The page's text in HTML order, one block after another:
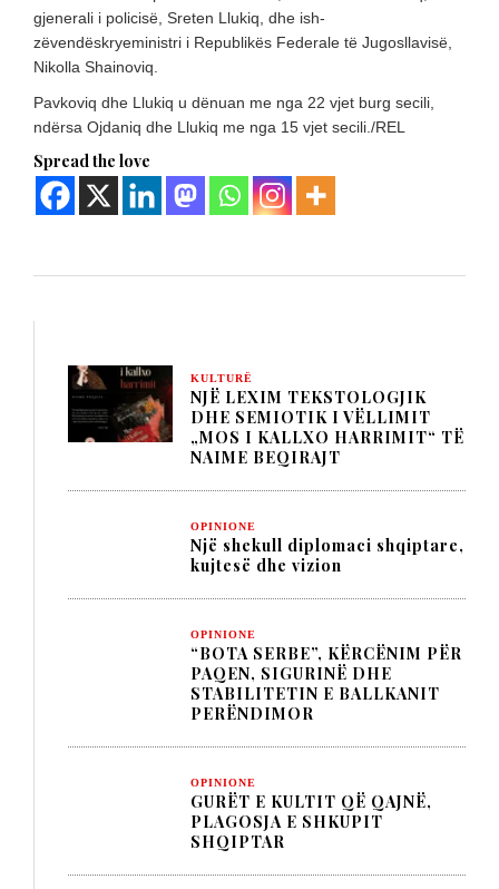
gjenerali i policisë, Sreten Llukiq, dhe ish-
zëvendëskryeministri i Republikës Federale të Jugosllavisë,
Nikolla Shainoviq.
Pavkoviq dhe Llukiq u dënuan me nga 22 vjet burg secili,
ndërsa Ojdaniq dhe Llukiq me nga 15 vjet secili./REL
Spread the love
KULTURË
NJË LEXIM TEKSTOLOGJIK
DHE SEMIOTIK I VËLLIMIT
„MOS I KALLXO HARRIMIT“ TË
NAIME BEQIRAJT
OPINIONE
Një shekull diplomaci shqiptare,
kujtesë dhe vizion
OPINIONE
“BOTA SERBE”, KËRCËNIM PËR
PAQEN, SIGURINË DHE
STABILITETIN E BALLKANIT
PERËNDIMOR
OPINIONE
GURËT E KULTIT QË QAJNË,
PLAGOSJA E SHKUPIT
SHQIPTAR